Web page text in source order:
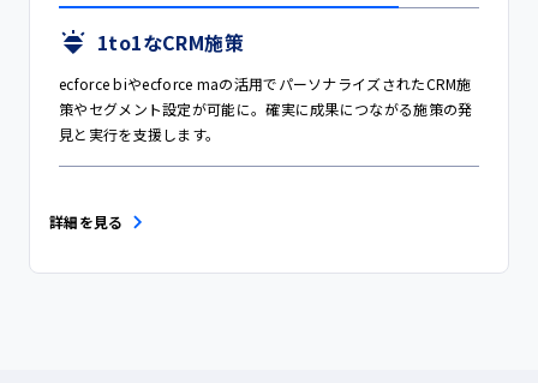
1to1なCRM施策
ecforce biやecforce maの活用でパーソナライズされたCRM施
策やセグメント設定が可能に。確実に成果につながる施策の発
見と実行を支援します。